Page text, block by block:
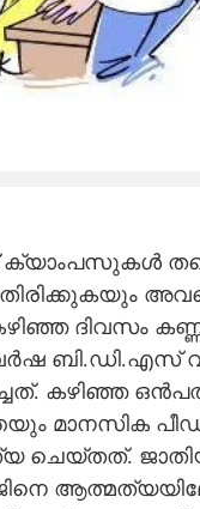
ദിവസം
ബി.ഡി.എസ്
കഴിഞ്ഞ
മാനസിക
ചെയ്തത്.